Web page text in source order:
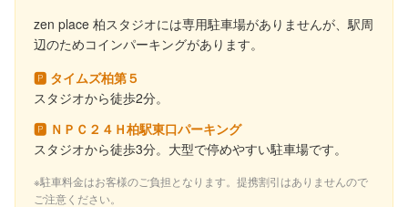
zen place 柏スタジオには専用駐車場がありませんが、駅周
辺のためコインパーキングがあります。
🅿 タイムズ柏第５
スタジオから徒歩2分。
🅿 ＮＰＣ２４Ｈ柏駅東口パーキング
スタジオから徒歩3分。大型で停めやすい駐車場です。
※駐車料金はお客様のご負担となります。提携割引はありませんので
ご注意ください。